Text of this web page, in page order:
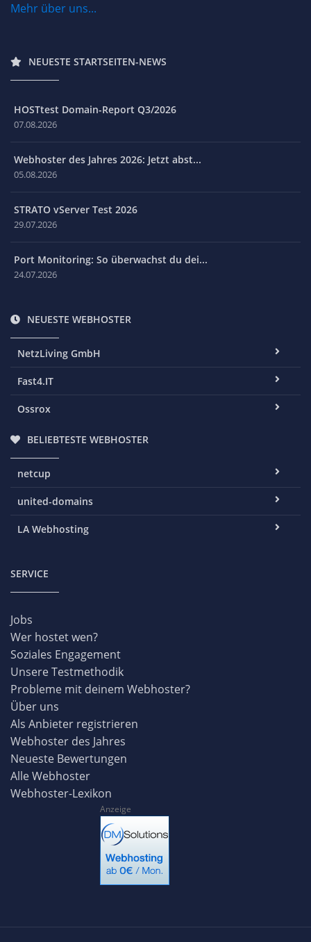
Mehr über uns...
NEUESTE STARTSEITEN-NEWS
HOSTtest Domain-Report Q3/2026
07.08.2026
Webhoster des Jahres 2026: Jetzt abst...
05.08.2026
STRATO vServer Test 2026
29.07.2026
Port Monitoring: So überwachst du dei...
24.07.2026
NEUESTE WEBHOSTER
NetzLiving GmbH
Fast4.IT
Ossrox
BELIEBTESTE WEBHOSTER
netcup
united-domains
LA Webhosting
SERVICE
Jobs
Wer hostet wen?
Soziales Engagement
Unsere Testmethodik
Probleme mit deinem Webhoster?
Über uns
Als Anbieter registrieren
Webhoster des Jahres
Neueste Bewertungen
Alle Webhoster
Webhoster-Lexikon
Anzeige